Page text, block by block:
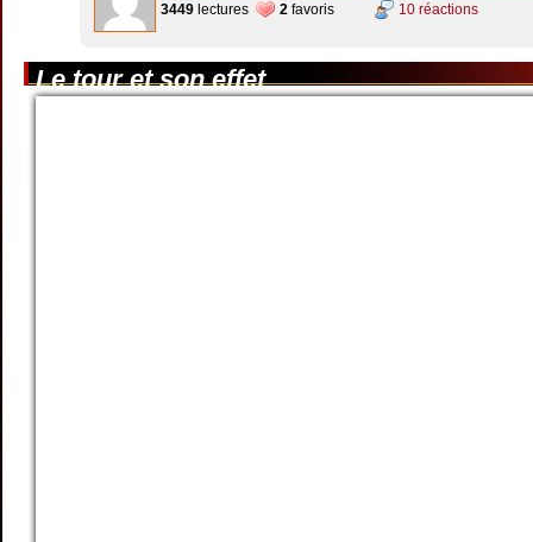
3449 lectures 2 favoris 10 réactions
Le tour et son effet